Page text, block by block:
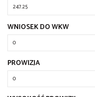
WNIOSEK DO WKW
PROWIZJA